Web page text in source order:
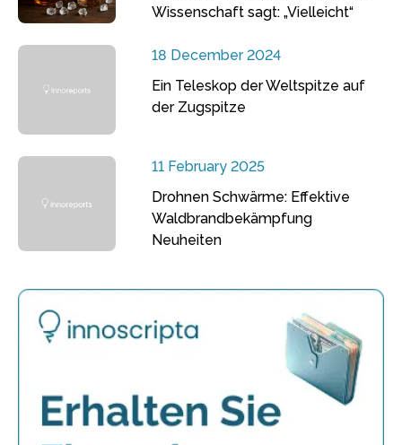
Wissenschaft sagt: „Vielleicht“
18 December 2024
Ein Teleskop der Weltspitze auf
der Zugspitze
11 February 2025
Drohnen Schwärme: Effektive
Waldbrandbekämpfung
Neuheiten